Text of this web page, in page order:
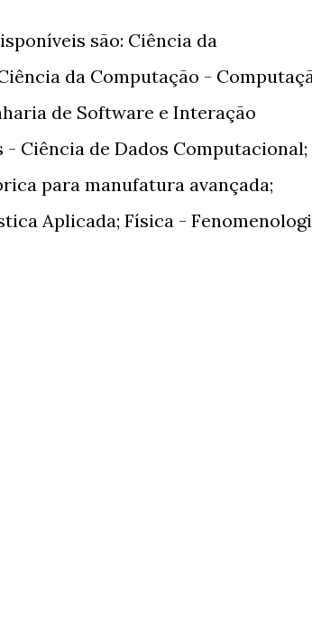
são: Ciência da
da Computação -
de Software e Interação
Ciência de Dados Computacional;
para manufatura avançada;
Aplicada; Física -